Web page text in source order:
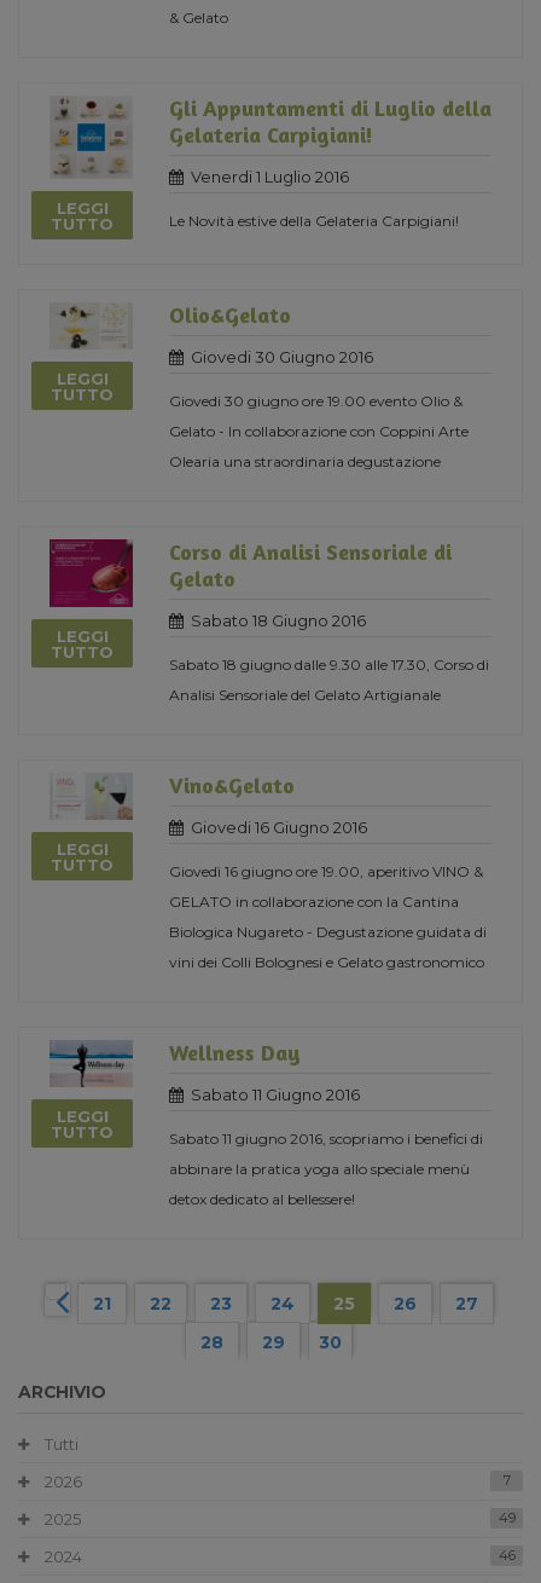
& Gelato
LEGGI
TUTTO
Gli Appuntamenti di Luglio della
Gelateria Carpigiani!
Venerdi 1 Luglio 2016
Le Novità estive della Gelateria Carpigiani!
LEGGI
TUTTO
Olio&Gelato
Giovedi 30 Giugno 2016
Giovedi 30 giugno ore 19.00 evento Olio &
Gelato - In collaborazione con Coppini Arte
Olearia una straordinaria degustazione
LEGGI
TUTTO
Corso di Analisi Sensoriale di
Gelato
Sabato 18 Giugno 2016
Sabato 18 giugno dalle 9.30 alle 17.30, Corso di
Analisi Sensoriale del Gelato Artigianale
LEGGI
TUTTO
Vino&Gelato
Giovedi 16 Giugno 2016
Giovedì 16 giugno ore 19.00, aperitivo VINO &
GELATO in collaborazione con la Cantina
Biologica Nugareto - Degustazione guidata di
vini dei Colli Bolognesi e Gelato gastronomico
LEGGI
TUTTO
Wellness Day
Sabato 11 Giugno 2016
Sabato 11 giugno 2016, scopriamo i benefici di
abbinare la pratica yoga allo speciale menù
detox dedicato al bellessere!
21 22 23 24 25 26
27
28
29 30
ARCHIVIO
Tutti
2026
7
2025 49
2024 46